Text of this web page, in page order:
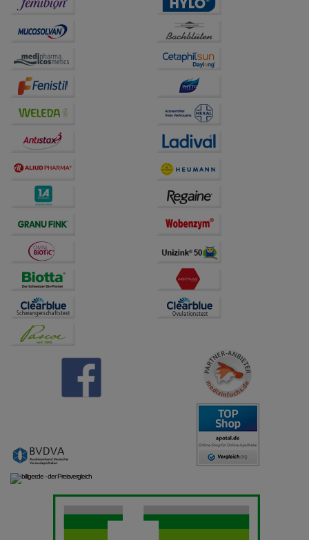
unserer Website sammeln, mit deren Hilfe wir unsere
Website weiter für Sie optimieren können, den Inhalt
auf unserer Website aber auch die Werbung auf
Bitte beachten Sie, dass Daten hierfür teilweise an
übertragen werden.